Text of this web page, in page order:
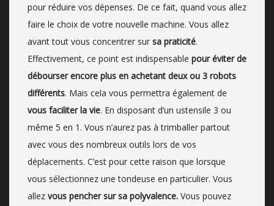
pour réduire vos dépenses. De ce fait, quand vous allez
faire le choix de votre nouvelle machine. Vous allez
avant tout vous concentrer sur sa praticité.
Effectivement, ce point est indispensable pour éviter de
débourser encore plus en achetant deux ou 3 robots
différents. Mais cela vous permettra également de
vous faciliter la vie. En disposant d’un ustensile 3 ou
même 5 en 1. Vous n’aurez pas à trimballer partout
avec vous des nombreux outils lors de vos
déplacements. C’est pour cette raison que lorsque
vous sélectionnez une tondeuse en particulier. Vous
allez vous pencher sur sa polyvalence. Vous pouvez